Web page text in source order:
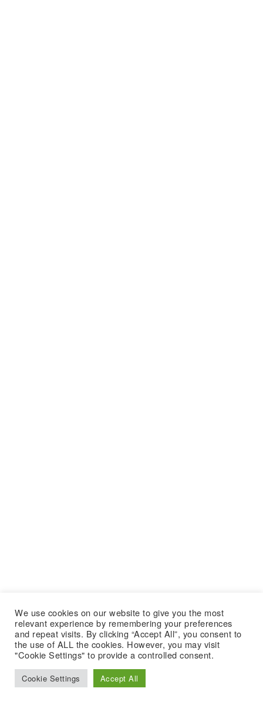
We use cookies on our website to give you the most
relevant experience by remembering your preferences
and repeat visits. By clicking “Accept All”, you consent to
the use of ALL the cookies. However, you may visit
"Cookie Settings" to provide a controlled consent.
Cookie Settings Accept All